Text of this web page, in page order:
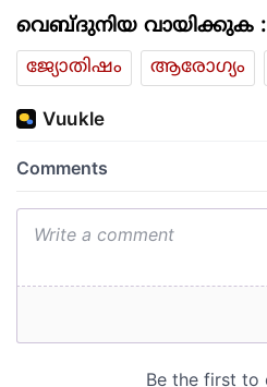
വെബ്ദുനിയ വായിക്കുക :
ജ്യോതിഷം
ആരോഗ്യം